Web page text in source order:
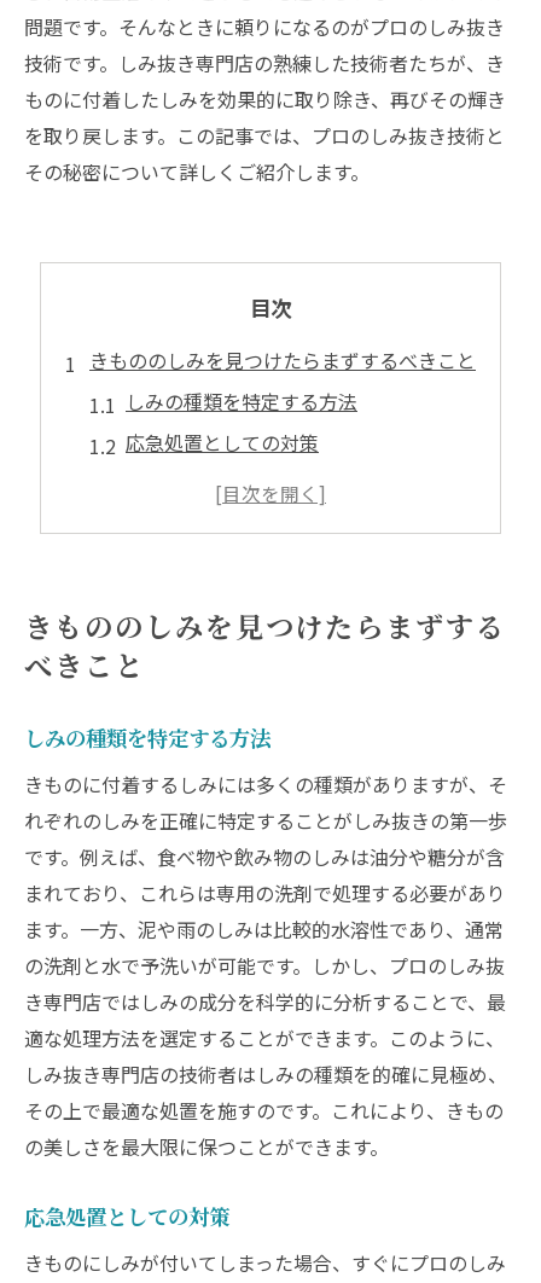
問題です。そんなときに頼りになるのがプロのしみ抜き
技術です。しみ抜き専門店の熟練した技術者たちが、き
ものに付着したしみを効果的に取り除き、再びその輝き
を取り戻します。この記事では、プロのしみ抜き技術と
その秘密について詳しくご紹介します。
目次
きもののしみを見つけたらまずするべきこと
しみの種類を特定する方法
応急処置としての対策
しみの広がりを防ぐための注意点
プロに依頼するタイミング
しみ抜き専門店を選ぶときのポイント
口コミやレビューの重要性
専門店の技術力を評価する方法
料金の透明性と相談のしやすさ
専門店の取り扱い実績を確認する
アフターケアサービスの充実度
プロが使うしみ抜き技術の全貌
しみ抜きの基本プロセス
酵素を使ったしみ抜きとは
特殊機器の役割と効果
染料と生地に適した技術の選択
プロの技術が求められる理由
しみ抜き技術の進化とその秘密
最新のしみ抜き技術とは
きもののしみを見つけたらまずする
べきこと
しみの種類を特定する方法
きものに付着するしみには多くの種類がありますが、そ
れぞれのしみを正確に特定することがしみ抜きの第一歩
です。例えば、食べ物や飲み物のしみは油分や糖分が含
まれており、これらは専用の洗剤で処理する必要があり
ます。一方、泥や雨のしみは比較的水溶性であり、通常
の洗剤と水で予洗いが可能です。しかし、プロのしみ抜
き専門店ではしみの成分を科学的に分析することで、最
適な処理方法を選定することができます。このように、
しみ抜き専門店の技術者はしみの種類を的確に見極め、
その上で最適な処置を施すのです。これにより、きもの
の美しさを最大限に保つことができます。
応急処置としての対策
きものにしみが付いてしまった場合、すぐにプロのしみ